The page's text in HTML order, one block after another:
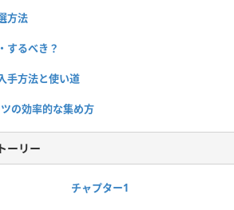
方法
するべき？
手方法と使い道
の効率的な集め方
ーリー
チャプター1